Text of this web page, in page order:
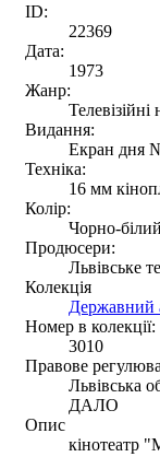
ID:
22369
Дата:
1973
Жанр:
Видання:
Екран дня
Техніка:
16 мм
Колір:
Чорно-білий
Продюсери:
Львівське
Колекція
Державний
Номер в колекції:
3010
Правове
Львівська
ДАЛО
Опис
кінотеатр